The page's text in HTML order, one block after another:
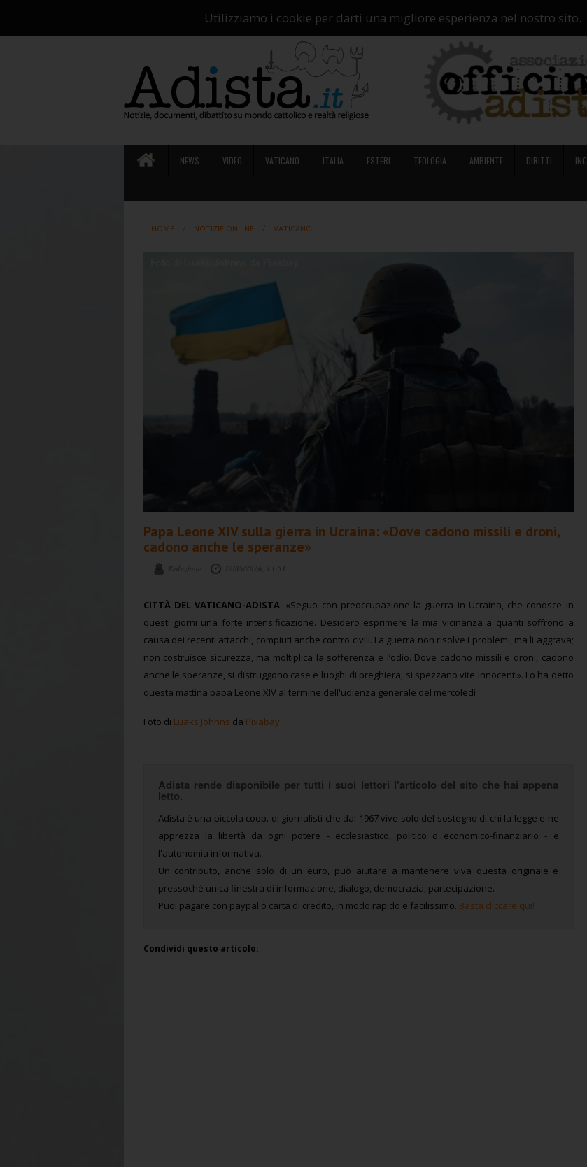
Utilizziamo i cookie per darti una migliore esperienza nel nostro sito.
NEWS VIDEO VATICANO ITALIA ESTERI TEOLOGIA AMBIENTE DIRITTI
HOME NOTIZIE ONLINE VATICANO
Papa Leone XIV sulla gierra in Ucraina: «Dove cadono missili e droni,
cadono anche le speranze»
CITTÀ DEL VATICANO-ADISTA. «Seguo con preoccupazione la guerra in Ucraina, che conosce in
questi giorni una forte intensificazione. Desidero esprimere la mia vicinanza a quanti soffrono a
causa dei recenti attacchi, compiuti anche contro civili. La guerra non risolve i problemi, ma li aggrava;
non costruisce sicurezza, ma moltiplica la sofferenza e l’odio. Dove cadono missili e droni, cadono
anche le speranze, si distruggono case e luoghi di preghiera, si spezzano vite innocenti». Lo ha detto
questa mattina papa Leone XIV al termine dell'udienza generale del mercoledì
Foto di Luaks Johnns da Pixabay
Adista rende disponibile per tutti i suoi lettori l'articolo del sito che hai appena
letto.
Adista è una piccola coop. di giornalisti che dal 1967 vive solo del sostegno di chi la legge e ne
apprezza la libertà da ogni potere - ecclesiastico, politico o economico-finanziario - e
l'autonomia informativa.
Un contributo, anche solo di un euro, può aiutare a mantenere viva questa originale e
pressoché unica finestra di informazione, dialogo, democrazia, partecipazione.
Puoi pagare con paypal o carta di credito, in modo rapido e facilissimo. Basta cliccare qui!
Condividi questo articolo: